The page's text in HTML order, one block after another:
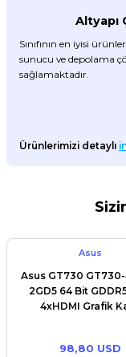
Altyapı
Sınıfının en iyisi
sunucu ve depolama
sağlamaktadır.
Ürünlerimizi detaylı
Asus
Asus GT730
2GD5 64 Bit
4xHDMI Grafik
98,80 USD